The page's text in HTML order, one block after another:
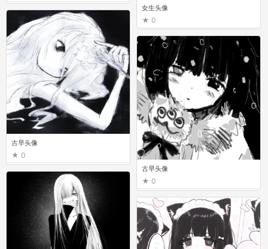
古早头像
0
女生头像
0
古早头像
0